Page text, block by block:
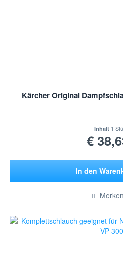
Kärcher Original
Inhalt 1
€
In den
Hinzugefügt
Merken